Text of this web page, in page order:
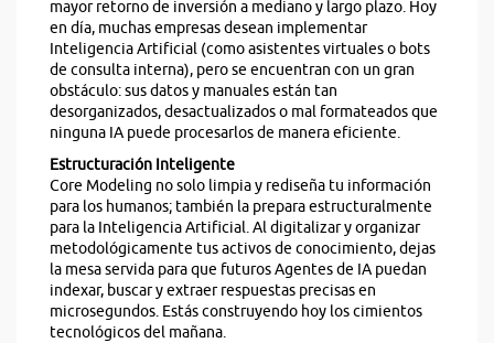
mayor retorno de inversión a mediano y largo plazo. Hoy
en día, muchas empresas desean implementar
Inteligencia Artificial (como asistentes virtuales o bots
de consulta interna), pero se encuentran con un gran
obstáculo: sus datos y manuales están tan
desorganizados, desactualizados o mal formateados que
ninguna IA puede procesarlos de manera eficiente.
Estructuración Inteligente
Core Modeling no solo limpia y rediseña tu información
para los humanos; también la prepara estructuralmente
para la Inteligencia Artificial. Al digitalizar y organizar
metodológicamente tus activos de conocimiento, dejas
la mesa servida para que futuros Agentes de IA puedan
indexar, buscar y extraer respuestas precisas en
microsegundos. Estás construyendo hoy los cimientos
tecnológicos del mañana.